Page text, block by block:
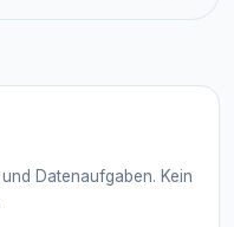
Datenaufgaben. Kein